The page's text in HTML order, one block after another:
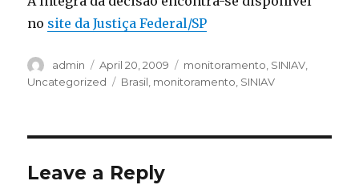
no site da Justiça Federal/SP
Author
admin
Posted
on
April 20, 2009 Categories
monitoramento SINIAV
Uncategorized
Tags
Brasil monitoramento SINIAV
Leave a Reply